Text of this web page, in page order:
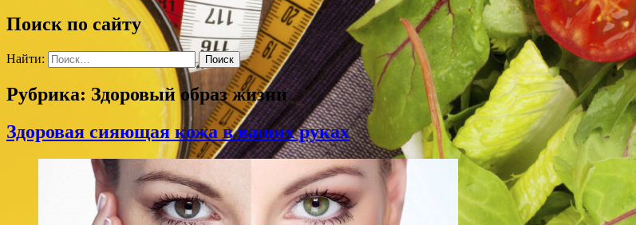
Поиск по сайту
Найти:
Рубрика: Здоровый образ жизни
Здоровая сияющая кожа в ваших руках